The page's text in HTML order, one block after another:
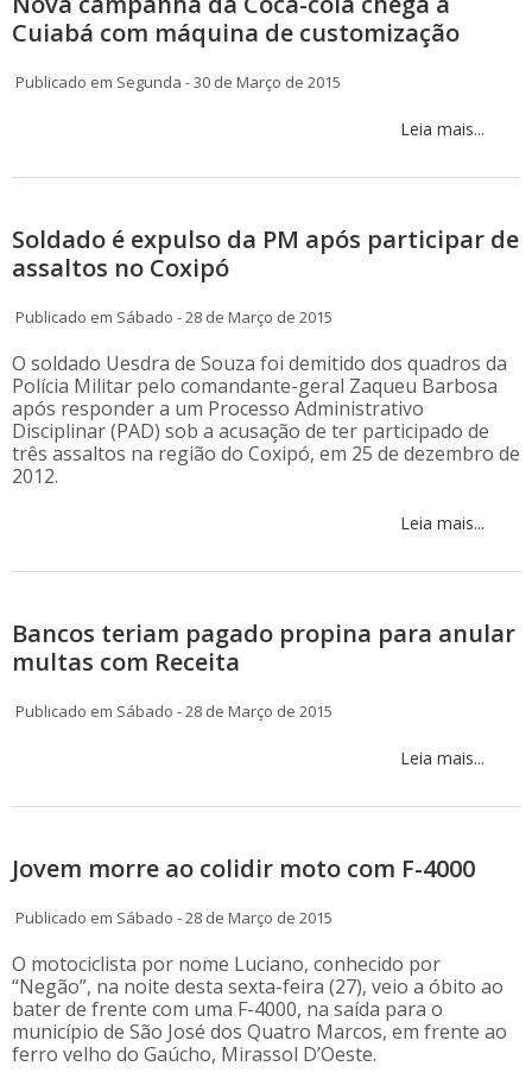
Cuiabá com máquina de customização
Publicado em Segunda - 30 de Março de 2015
Leia mais...
Soldado é expulso da PM após participar de
assaltos no Coxipó
Publicado em Sábado - 28 de Março de 2015
O soldado Uesdra de Souza foi demitido dos quadros da
Polícia Militar pelo comandante-geral Zaqueu Barbosa
após responder a um Processo Administrativo
Disciplinar (PAD) sob a acusação de ter participado de
três assaltos na região do Coxipó, em 25 de dezembro de
2012.
Leia mais...
Bancos teriam pagado propina para anular
multas com Receita
Publicado em Sábado - 28 de Março de 2015
Leia mais...
Jovem morre ao colidir moto com F-4000
Publicado em Sábado - 28 de Março de 2015
O motociclista por nome Luciano, conhecido por
“Negão”, na noite desta sexta-feira (27), veio a óbito ao
bater de frente com uma F-4000, na saída para o
município de São José dos Quatro Marcos, em frente ao
ferro velho do Gaúcho, Mirassol D’Oeste.